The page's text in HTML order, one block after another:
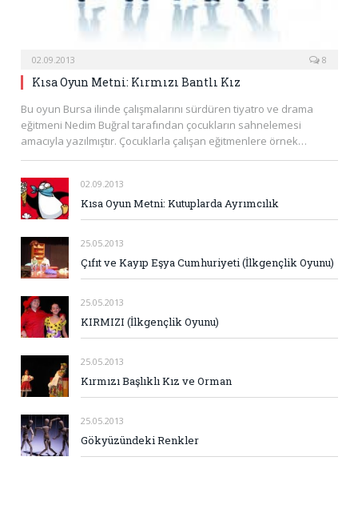
02.09.2013 8
Kısa Oyun Metni: Kırmızı Bantlı Kız
Bu oyun Bursa ilinde çalışmalarını sürdüren tiyatro ve drama
eğitmeni Nedim Buğral tarafından çocukların sahnelemesi
amacıyla yazılmıştır. Çocuklarla çalışan eğitmenlere örnek…
02.09.2013
Kısa Oyun Metni: Kutuplarda Ayrımcılık
25.05.2013
Çıfıt ve Kayıp Eşya Cumhuriyeti (İlkgençlik Oyunu)
25.05.2013
KIRMIZI (İlkgençlik Oyunu)
25.05.2013
Kırmızı Başlıklı Kız ve Orman
25.05.2013
Gökyüzündeki Renkler